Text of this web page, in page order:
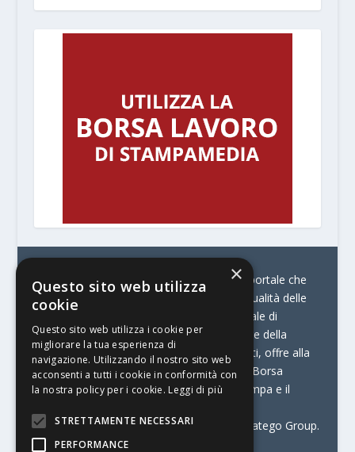
© Stratego Group –
stampamedia.net è il portale che
racconta le innovazioni tecnologiche e l’attualità delle
aziende di stampa e di converting. È il portale di
riferimento per chi opera in Italia nel settore della
comunicazione stampata. Oltre ai contenuti, offre alla
propria community diversi servizi come:
la Borsa
Lavoro, la Print Connection, i Big della Stampa e il
Stampamedia.net è una delle testate di Stratego Group.
×
Questo sito web utilizza
cookie
Questo sito web utilizza i cookie per
migliorare la tua esperienza di
navigazione. Utilizzando il nostro sito web
acconsenti a tutti i cookie in conformità con
la nostra policy per i cookie. Leggi di più
STRETTAMENTE NECESSARI
PERFORMANCE